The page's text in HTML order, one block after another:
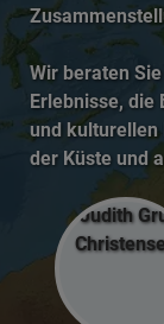
Wir beraten
Erlebnisse, die
und kulturellen
der Küste und